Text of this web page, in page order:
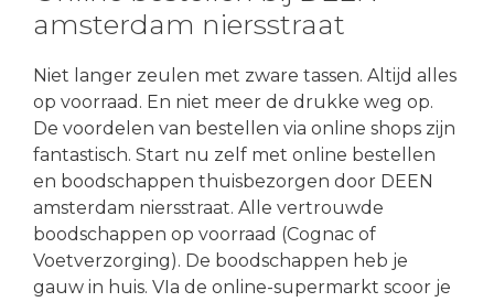
amsterdam niersstraat
Niet langer zeulen met zware tassen. Altijd alles
op voorraad. En niet meer de drukke weg op.
De voordelen van bestellen via online shops zijn
fantastisch. Start nu zelf met online bestellen
en boodschappen thuisbezorgen door DEEN
amsterdam niersstraat. Alle vertrouwde
boodschappen op voorraad (Cognac of
Voetverzorging). De boodschappen heb je
gauw in huis. VIa de online-supermarkt scoor je